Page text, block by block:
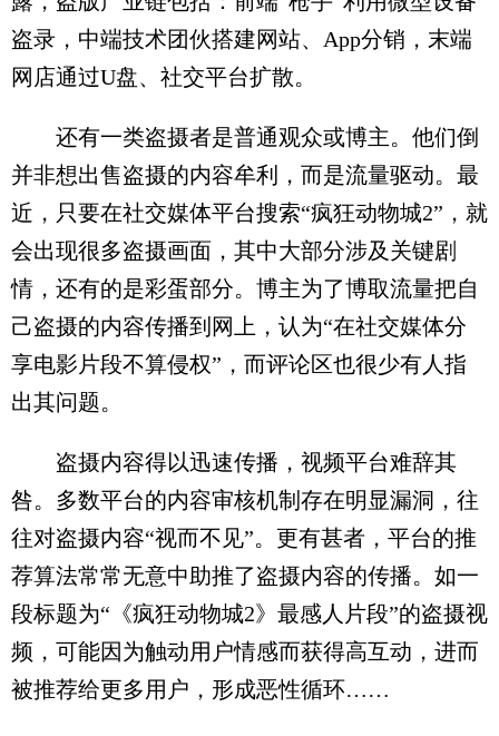
盗录，中端技术团伙搭建网站、App分销，末端
网店通过U盘、社交平台扩散。
还有一类盗摄者是普通观众或博主。他们倒
并非想出售盗摄的内容牟利，而是流量驱动。最
近，只要在社交媒体平台搜索“疯狂动物城2”，就
会出现很多盗摄画面，其中大部分涉及关键剧
情，还有的是彩蛋部分。博主为了博取流量把自
己盗摄的内容传播到网上，认为“在社交媒体分
享电影片段不算侵权”，而评论区也很少有人指
出其问题。
盗摄内容得以迅速传播，视频平台难辞其
咎。多数平台的内容审核机制存在明显漏洞，往
往对盗摄内容“视而不见”。更有甚者，平台的推
荐算法常常无意中助推了盗摄内容的传播。如一
段标题为“《疯狂动物城2》最感人片段”的盗摄视
频，可能因为触动用户情感而获得高互动，进而
被推荐给更多用户，形成恶性循环……